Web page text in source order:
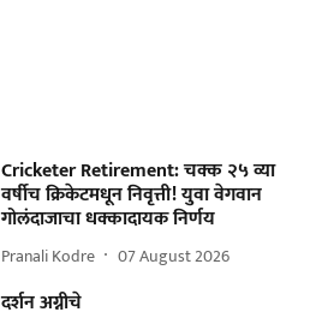
Cricketer Retirement: चक्क २५ व्या
वर्षीच क्रिकेटमधून निवृत्ती! युवा वेगवान
गोलंदाजाचा धक्कादायक निर्णय
Pranali Kodre 07 August 2026
दर्शन अग्नीचे